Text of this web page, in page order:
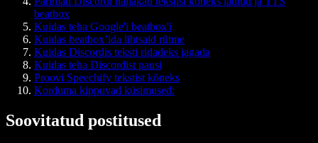
beatbox
Kuidas teha Google'i beatbox'i
Kuidas beatbox’ida lihtsaid rütme
Kuidas Discordis teksti ridadeks jagada
Kuidas teha Discordist pausi
Proovi Speechify tekstist kõneks
Korduma kippuvad küsimused:
Soovitatud postitused